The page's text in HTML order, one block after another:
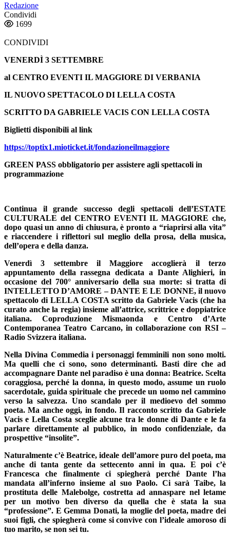
Redazione
Condividi
1699
CONDIVIDI
VENERDÌ 3 SETTEMBRE
al CENTRO EVENTI IL MAGGIORE DI VERBANIA
IL NUOVO SPETTACOLO DI LELLA COSTA
SCRITTO DA GABRIELE VACIS CON LELLA COSTA
Biglietti disponibili al link
https://toptix1.mioticket.it/fondazioneilmaggiore
GREEN PASS obbligatorio per assistere agli spettacoli in
programmazione
Continua il grande successo degli spettacoli dell’ESTATE
CULTURALE del CENTRO EVENTI IL MAGGIORE che,
dopo quasi un anno di chiusura, è pronto a “riaprirsi alla vita”
e riaccendere i riflettori sul meglio della prosa, della musica,
dell’opera e della danza.
Venerdì 3 settembreil Maggiore accoglierà il terzo
appuntamento della rassegna dedicata a Dante Alighieri, in
occasione del 700° anniversario della sua morte: si tratta di
INTELLETTO D’AMORE – DANTE E LE DONNE, il nuovo
spettacolo di LELLA COSTA scritto da Gabriele Vacis (che ha
curato anche la regia) insieme all’attrice, scrittrice e doppiatrice
italiana. Coproduzione Mismaonda e Centro d’Arte
Contemporanea Teatro Carcano, in collaborazione con RSI –
Radio Svizzera italiana.
Nella Divina Commedia i personaggi femminili non sono molti.
Ma quelli che ci sono, sono determinanti. Basti dire che ad
accompagnare Dante nel paradiso è una donna: Beatrice. Scelta
coraggiosa, perché la donna, in questo modo, assume un ruolo
sacerdotale, guida spirituale che precede un uomo nel cammino
verso la salvezza. Uno scandalo per il medioevo del sommo
poeta. Ma anche oggi, in fondo. Il racconto scritto da Gabriele
Vacis e Lella Costa sceglie alcune tra le donne di Dante e le fa
parlare direttamente al pubblico, in modo confidenziale, da
prospettive “insolite”.
Naturalmente c’è Beatrice, ideale dell’amore puro del poeta, ma
anche di tanta gente da settecento anni in qua. E poi c’è
Francesca che finalmente ci spiegherà perché Dante l’ha
mandata all’inferno insieme al suo Paolo. Ci sarà Taibe, la
prostituta delle Malebolge, costretta ad annaspare nel letame
per un motivo ben diverso da quella che è stata la sua
“professione”. E Gemma Donati, la moglie del poeta, madre dei
suoi figli, che spiegherà come si convive con l’ideale amoroso di
tuo marito, se non sei tu.